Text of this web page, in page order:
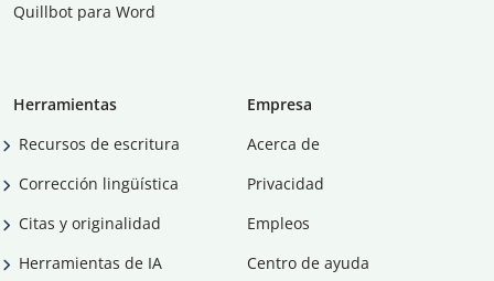
Quillbot para Word
Herramientas
Recursos de escritura
Corrección lingüística
Citas y originalidad
Herramientas de IA
Empresa
Acerca de
Privacidad
Empleos
Centro de ayuda